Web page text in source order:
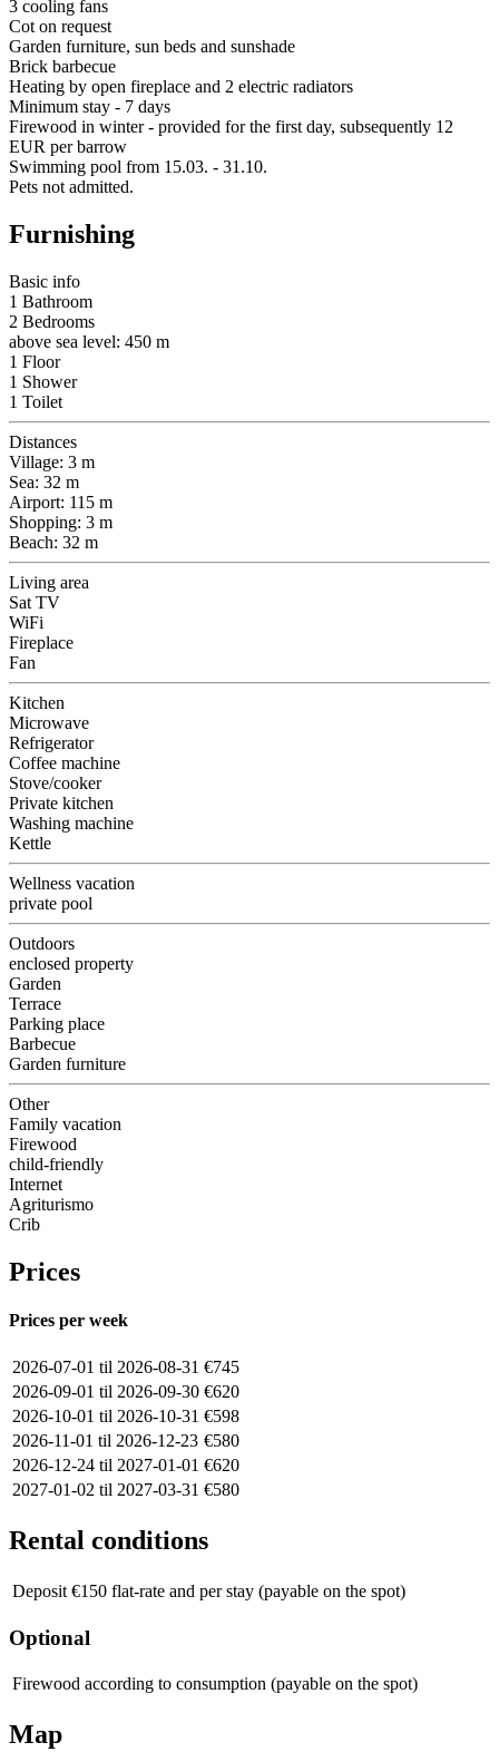
3 cooling fans
Cot on request
Garden furniture, sun beds and sunshade
Brick barbecue
Heating by open fireplace and 2 electric radiators
Minimum stay - 7 days
Firewood in winter - provided for the first day, subsequently 12
EUR per barrow
Swimming pool from 15.03. - 31.10.
Pets not admitted.
Furnishing
Basic info
1 Bathroom
2 Bedrooms
above sea level: 450 m
1 Floor
1 Shower
1 Toilet
Distances
Village: 3 m
Sea: 32 m
Airport: 115 m
Shopping: 3 m
Beach: 32 m
Living area
Sat TV
WiFi
Fireplace
Fan
Kitchen
Microwave
Refrigerator
Coffee machine
Stove/cooker
Private kitchen
Washing machine
Kettle
Wellness vacation
private pool
Outdoors
enclosed property
Garden
Terrace
Parking place
Barbecue
Garden furniture
Other
Family vacation
Firewood
child-friendly
Internet
Agriturismo
Crib
Prices
Prices per week
2026-07-01 til 2026-08-31 €745
2026-09-01 til 2026-09-30 €620
2026-10-01 til 2026-10-31 €598
2026-11-01 til 2026-12-23 €580
2026-12-24 til 2027-01-01 €620
2027-01-02 til 2027-03-31 €580
Rental conditions
Deposit €150 flat-rate and per stay (payable on the spot)
Optional
Firewood according to consumption (payable on the spot)
Map